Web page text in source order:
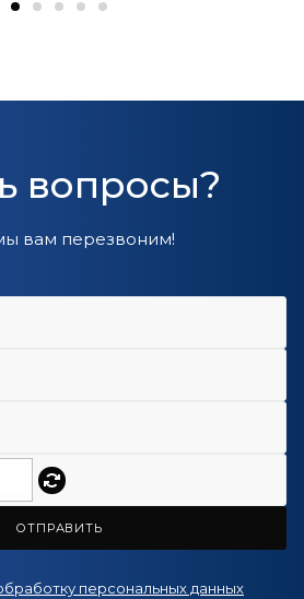
вопросы?
вам перезвоним!
ОТПРАВИТЬ
персональных данных